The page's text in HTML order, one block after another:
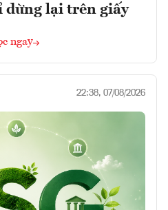
dừng lại trên giấy
ngay
22:38, 07/08/2026